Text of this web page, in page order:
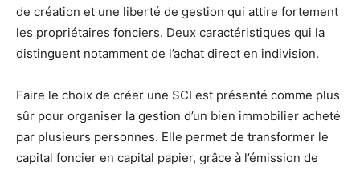
de création et une liberté de gestion qui attire fortement
les propriétaires fonciers. Deux caractéristiques qui la
distinguent notamment de l’achat direct en indivision.
Faire le choix de créer une SCI est présenté comme plus
sûr pour organiser la gestion d’un bien immobilier acheté
par plusieurs personnes. Elle permet de transformer le
capital foncier en capital papier, grâce à l’émission de